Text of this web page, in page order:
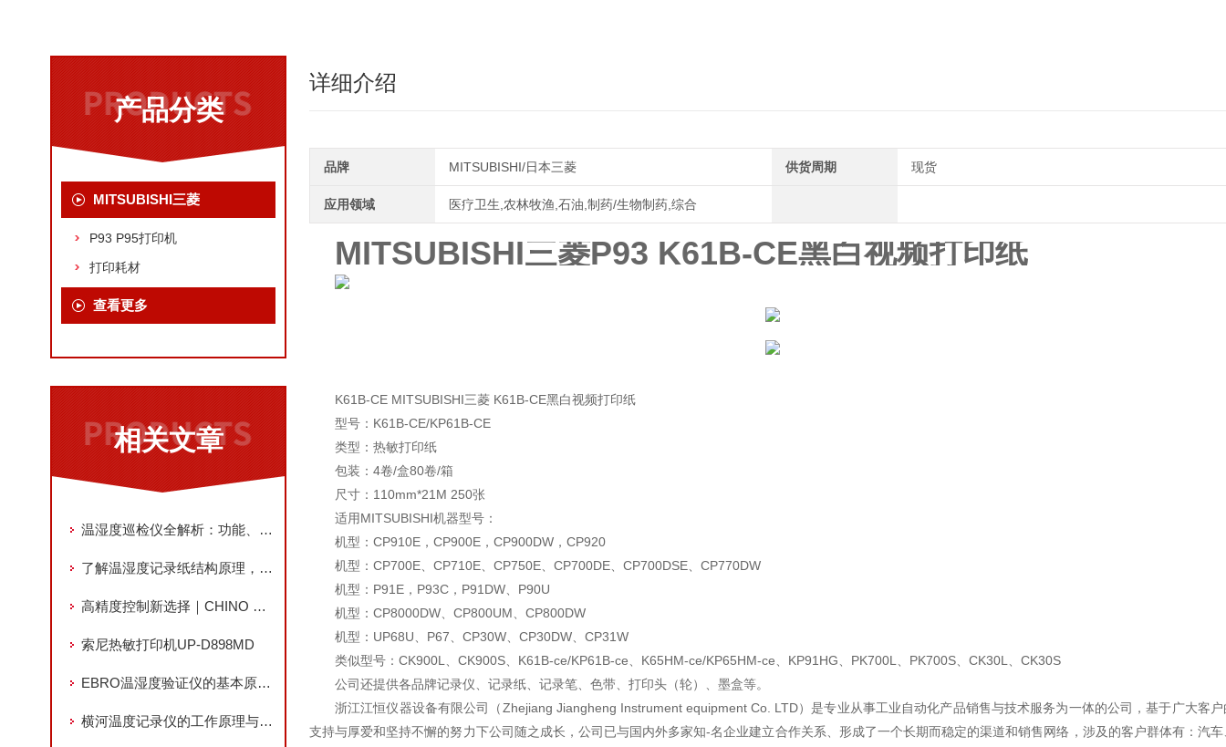
产品分类
MITSUBISHI三菱
P93 P95打印机
打印耗材
查看更多
相关文章
温湿度巡检仪全解析：功能、应用与选购指南
了解温湿度记录纸结构原理，得心应手使用机器！
高精度控制新选择｜CHINO DB600 数字指示调节计
索尼热敏打印机UP-D898MD
EBRO温湿度验证仪的基本原理与功能解析
横河温度记录仪的工作原理与应用场景
详细介绍
品牌 MITSUBISHI/日本三菱 供货周期 现货
应用领域 医疗卫生,农林牧渔,石油,制药/生物制药,综合
MITSUBISHI三菱P93 K61B-CE黑白视频打印纸
K61B-CE MITSUBISHI三菱 K61B-CE黑白视频打印纸
型号：K61B-CE/KP61B-CE
类型：热敏打印纸
包装：4卷/盒80卷/箱
尺寸：110mm*21M 250张
适用MITSUBISHI机器型号：
机型：CP910E，CP900E，CP900DW，CP920
机型：CP700E、CP710E、CP750E、CP700DE、CP700DSE、CP770DW
机型：P91E，P93C，P91DW、P90U
机型：CP8000DW、CP800UM、CP800DW
机型：UP68U、P67、CP30W、CP30DW、CP31W
类似型号：CK900L、CK900S、K61B-ce/KP61B-ce、K65HM-ce/KP65HM-ce、KP91HG、PK700L、PK700S、CK30L、CK30S
公司还提供各品牌记录仪、记录纸、记录笔、色带、打印头（轮）、墨盒等。
浙江江恒仪器设备有限公司（Zhejiang Jiangheng Instrument equipment Co. LTD）是专业从事工业自动化产品销售与技术服务为一体的公司，基于广大客户
支持与厚爱和坚持不懈的努力下公司随之成长，公司已与国内外多家知-名企业建立合作关系、形成了一个长期而稳定的渠道和销售网络，涉及的客户群体有：汽车